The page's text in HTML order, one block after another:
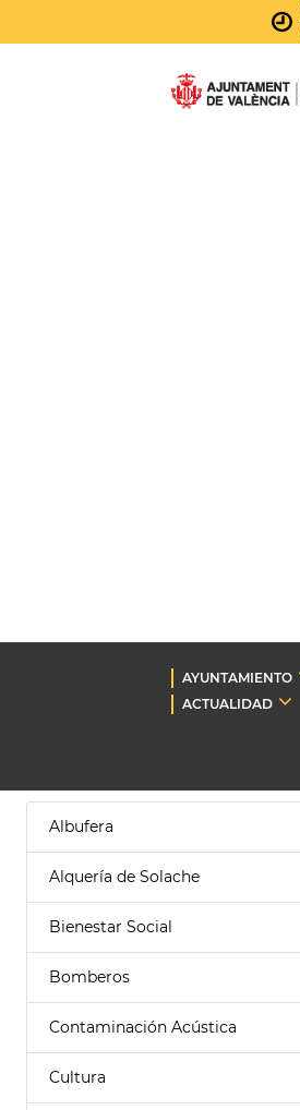
AYUNTAMIENTO
ACTUALIDAD
Albufera
Alquería de Solache
Bienestar Social
Bomberos
Contaminación Acústica
Cultura